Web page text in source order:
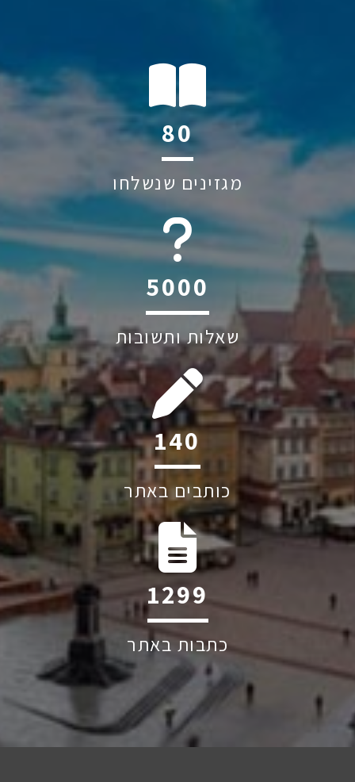
112
מגזינים שנשלחו
6045
שאלות ותשובות
195
כותבים באתר
1819
כתבות באתר